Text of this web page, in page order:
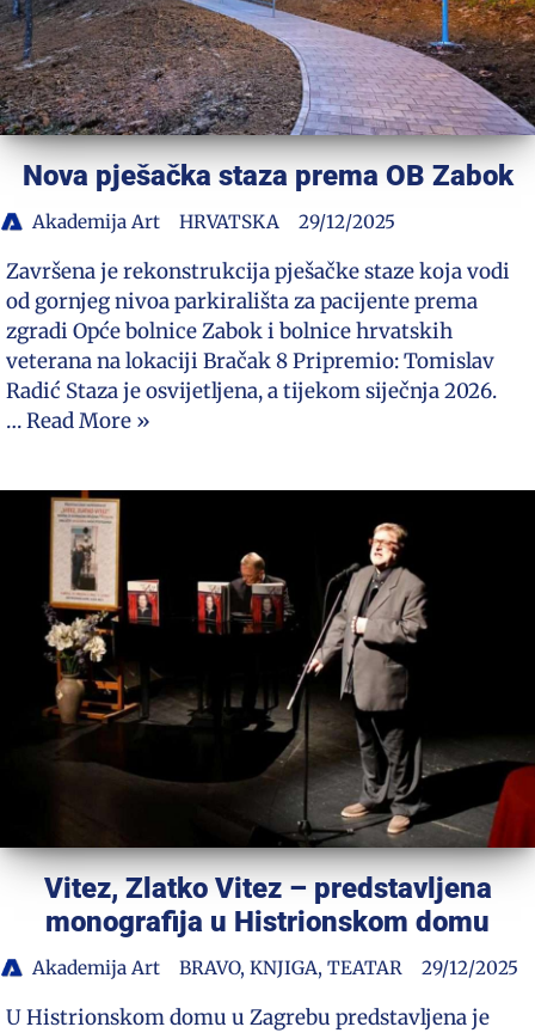
Nova pješačka staza prema OB Zabok
Akademija Art HRVATSKA 29/12/2025
Završena je rekonstrukcija pješačke staze koja vodi
od gornjeg nivoa parkirališta za pacijente prema
zgradi Opće bolnice Zabok i bolnice hrvatskih
veterana na lokaciji Bračak 8 Pripremio: Tomislav
Radić Staza je osvijetljena, a tijekom siječnja 2026.
…Read More »
Vitez, Zlatko Vitez – predstavljena
monografija u Histrionskom domu
Akademija Art BRAVO, KNJIGA, TEATAR 29/12/2025
U Histrionskom domu u Zagrebu predstavljena je